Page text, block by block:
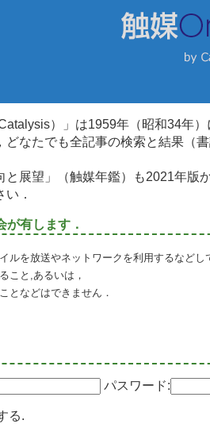
）」は1959年（昭和34年
どなたでも全記事の検索と結果（
と展望」（触媒年鑑）も2021年
．
が有します．
ルを放送やネットワークを利用するなど
こと,あるいは，
となどはできません．
パスワード:
る.